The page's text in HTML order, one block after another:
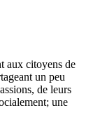
aux citoyens de
un peu
de leurs
une